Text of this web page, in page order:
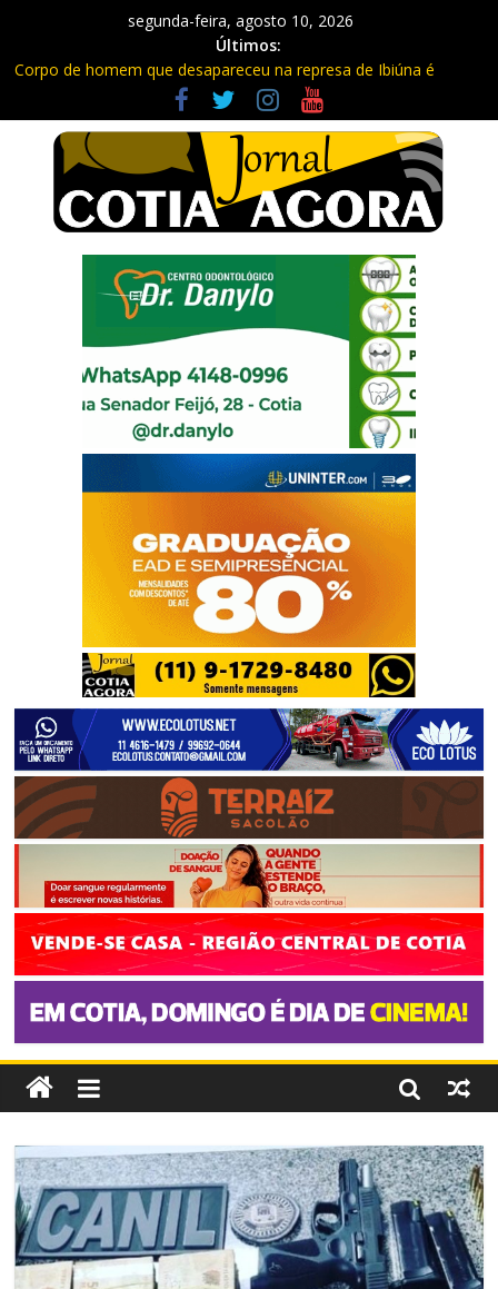
segunda-feira, agosto 10, 2026
Últimos:
Corpo de homem que desapareceu na represa de Ibiúna é
Nota de falecimento: Levi Norato, cidadão cotiano
Ladrão é preso em Cotia após furtar 45 metros de fios
Previsão do tempo: Semana em Cotia terá frio, calor e ar seco
Trabalhadores viviam em barracos e em condições precárias em